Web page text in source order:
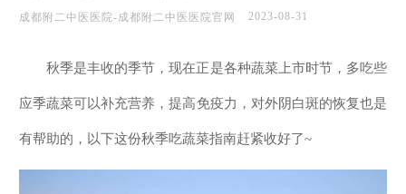
成都附二中医医院-成都附二中医医院官网 2023-08-31
秋季是丰收的季节，现在正是各种蔬菜上市时节，多吃些
应季蔬菜可以补充营养，提高免疫力，对外阴白斑的恢复也是
有帮助的，以下这份秋季吃蔬菜指南赶紧收好了~